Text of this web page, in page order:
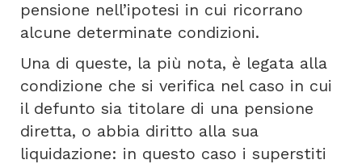
pensione nell’ipotesi in cui ricorrano
alcune determinate condizioni.
Una di queste, la più nota, è legata alla
condizione che si verifica nel caso in cui
il defunto sia titolare di una pensione
diretta, o abbia diritto alla sua
liquidazione: in questo caso i superstiti